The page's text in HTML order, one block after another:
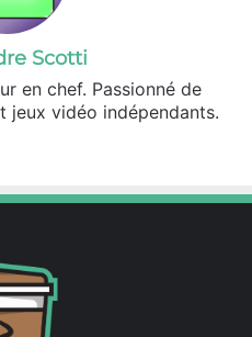
Scotti
en chef. Passionné de
jeux vidéo indépendants.